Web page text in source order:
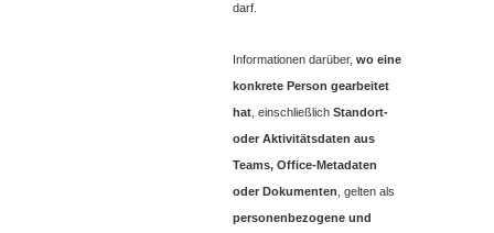
darf.
Informationen darüber, wo eine
konkrete Person gearbeitet
hat , einschließlich Standort‑
oder Aktivitätsdaten aus
Teams, Office‑Metadaten
oder Dokumenten , gelten als
personenbezogene und